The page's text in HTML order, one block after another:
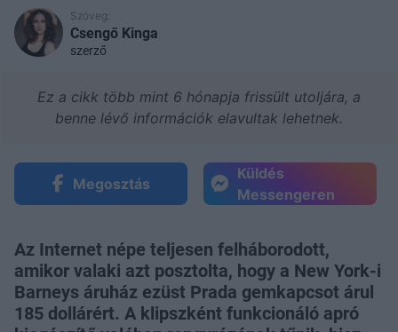
Szöveg:
Csengő Kinga
szerző
Ez a cikk több mint 6 hónapja frissült utoljára, a
benne lévő információk elavultak lehetnek.
Megosztás
Küldés
Messengeren
Az Internet népe teljesen felháborodott,
amikor valaki azt posztolta, hogy a New York-i
Barneys áruház ezüst Prada gemkapcsot árul
185 dollárért. A klipszként funkcionáló apró